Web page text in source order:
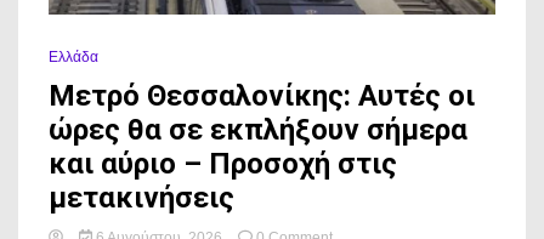
Ελλάδα
Μετρό Θεσσαλονίκης: Αυτές οι
ώρες θα σε εκπλήξουν σήμερα
και αύριο – Προσοχή στις
μετακινήσεις